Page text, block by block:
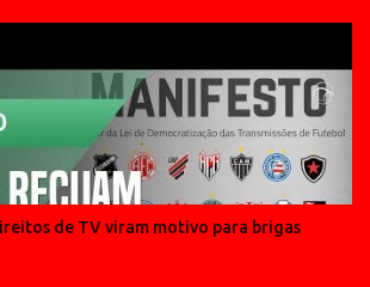
de TV viram motivo para brigas